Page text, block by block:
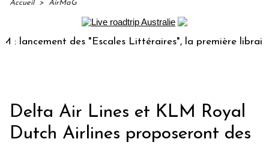
Accueil > AirMaG
des "Escales Littéraires", la première librairie du
Delta Air Lines et KLM Royal
Dutch Airlines proposeront des